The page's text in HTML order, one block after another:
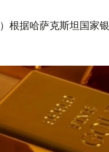
）根据哈萨克斯坦国家